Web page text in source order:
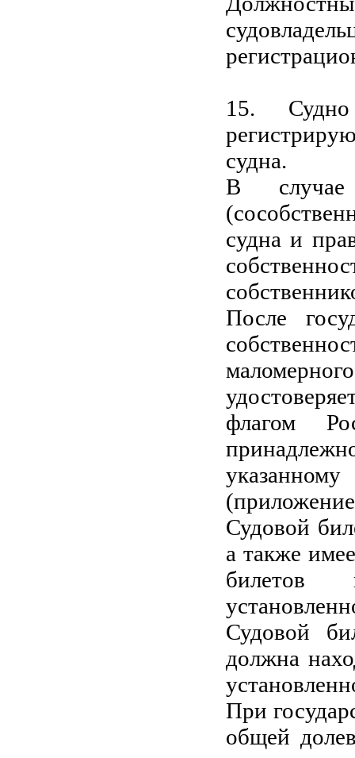
15.
судна.
В случае
судна и
После
флагом
Судовой
а также
билетов
Судовой
должна
При
общей